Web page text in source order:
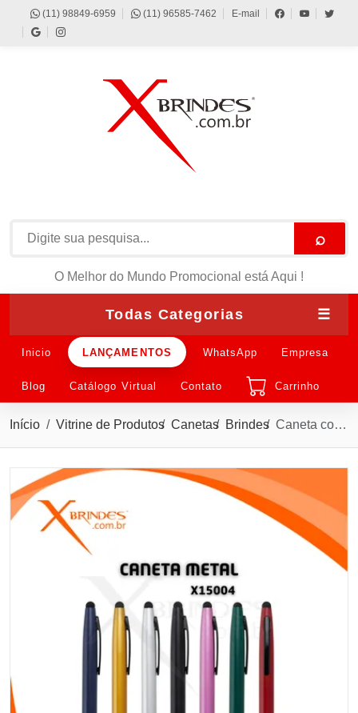
(11) 98849-6959 (11) 96585-7462 E-mail
⌕
O Melhor do Mundo Promocional está Aqui !
Todas Categorias ☰
Inicio LANÇAMENTOS WhatsApp Empresa
Blog Catálogo Virtual Contato Carrinho
Início Vitrine de Produtos Canetas Brindes Caneta corpo em Metal com ponteira Touch e Acionamento por Rotação X15004